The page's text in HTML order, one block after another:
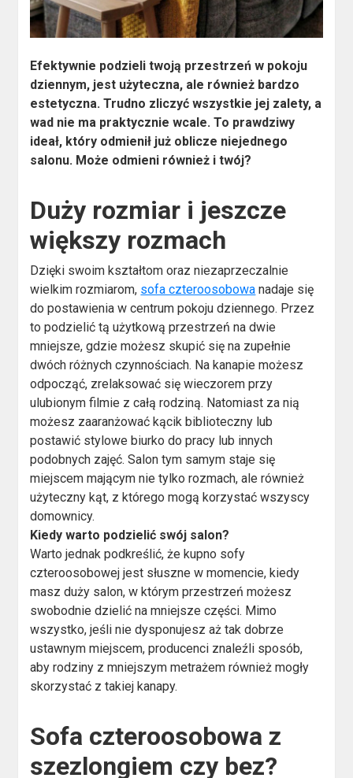
Efektywnie podzieli twoją przestrzeń w pokoju
dziennym, jest użyteczna, ale również bardzo
estetyczna. Trudno zliczyć wszystkie jej zalety, a
wad nie ma praktycznie wcale. To prawdziwy
ideał, który odmienił już oblicze niejednego
salonu. Może odmieni również i twój?
Duży rozmiar i jeszcze
większy rozmach
Dzięki swoim kształtom oraz niezaprzeczalnie
wielkim rozmiarom, sofa czteroosobowa nadaje się
do postawienia w centrum pokoju dziennego. Przez
to podzielić tą użytkową przestrzeń na dwie
mniejsze, gdzie możesz skupić się na zupełnie
dwóch różnych czynnościach. Na kanapie możesz
odpocząć, zrelaksować się wieczorem przy
ulubionym filmie z całą rodziną. Natomiast za nią
możesz zaaranżować kącik biblioteczny lub
postawić stylowe biurko do pracy lub innych
podobnych zajęć. Salon tym samym staje się
miejscem mającym nie tylko rozmach, ale również
użyteczny kąt, z którego mogą korzystać wszyscy
domownicy.
Kiedy warto podzielić swój salon?
Warto jednak podkreślić, że kupno sofy
czteroosobowej jest słuszne w momencie, kiedy
masz duży salon, w którym przestrzeń możesz
swobodnie dzielić na mniejsze części. Mimo
wszystko, jeśli nie dysponujesz aż tak dobrze
ustawnym miejscem, producenci znaleźli sposób,
aby rodziny z mniejszym metrażem również mogły
skorzystać z takiej kanapy.
Sofa czteroosobowa z
szezlongiem czy bez?